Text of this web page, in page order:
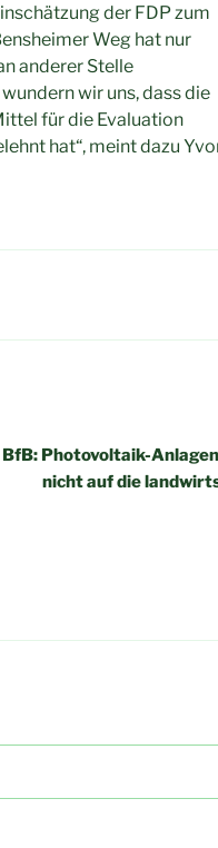
der FDP zum
Weg hat nur
anderer Stelle
wir uns, dass die
für die Evaluation
hat“, meint dazu
BfB: Photovoltaik-
nicht auf die